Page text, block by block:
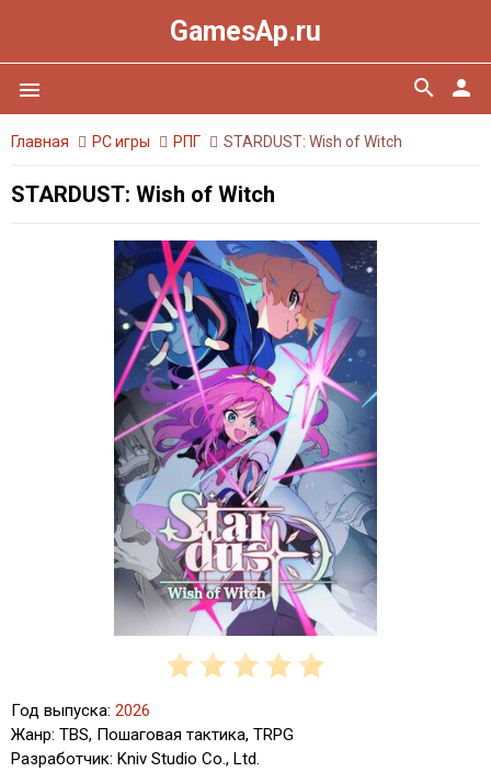
GamesAp.ru
menu person
search
Главная PC игры РПГ STARDUST: Wish of Witch
STARDUST: Wish of Witch
Год выпуска: 2026
Жанр: TBS, Пошаговая тактика, TRPG
Разработчик: Kniv Studio Co., Ltd.